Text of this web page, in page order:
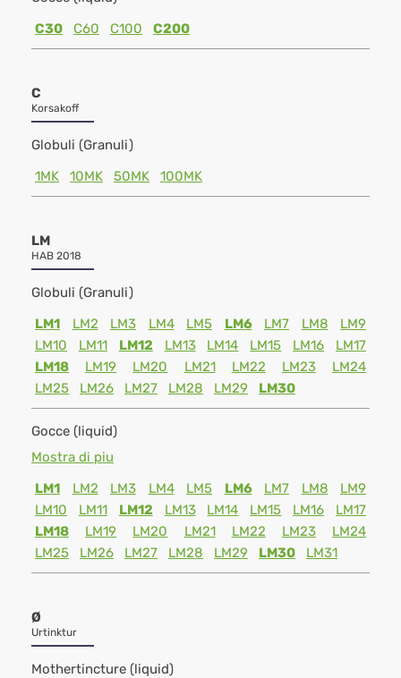
C30
C60 C100 C200
C
Korsakoff
Globuli (Granuli)
1MK
10MK 50MK 100MK
LM
HAB 2018
Globuli (Granuli)
LM1
LM2 LM3 LM4 LM5 LM6 LM7 LM8
LM9
LM10
LM11 LM12 LM13 LM14 LM15 LM16
LM17
LM18
LM19 LM20 LM21 LM22 LM23
LM24
LM25
LM26 LM27 LM28 LM29 LM30
Gocce (liquid)
Mostra di piu
LM1
LM2 LM3 LM4 LM5 LM6 LM7 LM8
LM9
LM10
LM11 LM12 LM13 LM14 LM15 LM16
LM17
LM18
LM19 LM20 LM21 LM22 LM23
LM24
LM25
LM26 LM27 LM28 LM29 LM30 LM31
Ø
Urtinktur
Mothertincture (liquid)